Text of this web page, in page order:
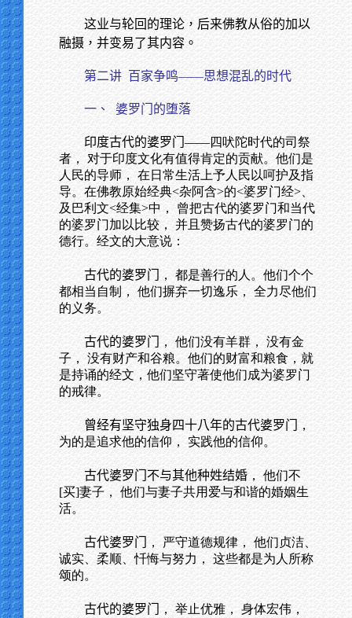
这业与轮回的理论，后来佛教从俗的加以
融摄，并变易了其内容。
第二讲 百家争鸣——思想混乱的时代
一、 婆罗门的堕落
印度古代的婆罗门——四吠陀时代的司祭
者， 对于印度文化有值得肯定的贡献。他们是
人民的导师， 在日常生活上予人民以呵护及指
导。在佛教原始经典<杂阿含>的<婆罗门经>、
及巴利文<经集>中， 曾把古代的婆罗门和当代
的婆罗门加以比较， 并且赞扬古代的婆罗门的
德行。经文的大意说：
古代的婆罗门
， 都是善行的人。他们个个
都相当自制， 他们摒弃一切逸乐， 全力尽他们
的义务。
古代的婆罗门
， 他们没有羊群， 没有金
子， 没有财产和谷粮。他们的财富和粮食，就
是持诵的经文，他们坚守著使他们成为婆罗门
的戒律。
曾经有坚守独身四十八年的古代婆罗门，
为的是追求他的信仰， 实践他的信仰。
古代婆罗门不与其他种姓结婚 ， 他们不
[买]妻子， 他们与妻子共用爱与和谐的婚姻生
活。
古代婆罗门
， 严守道德规律， 他们贞洁、
诚实、柔顺、忏悔与努力， 这些都是为人所称
颂的。
古代的婆罗门
， 举止优雅， 身体宏伟，